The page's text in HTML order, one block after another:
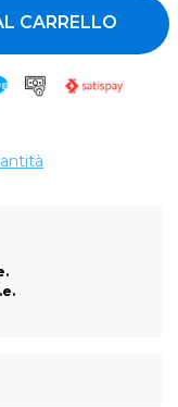
CARRELLO